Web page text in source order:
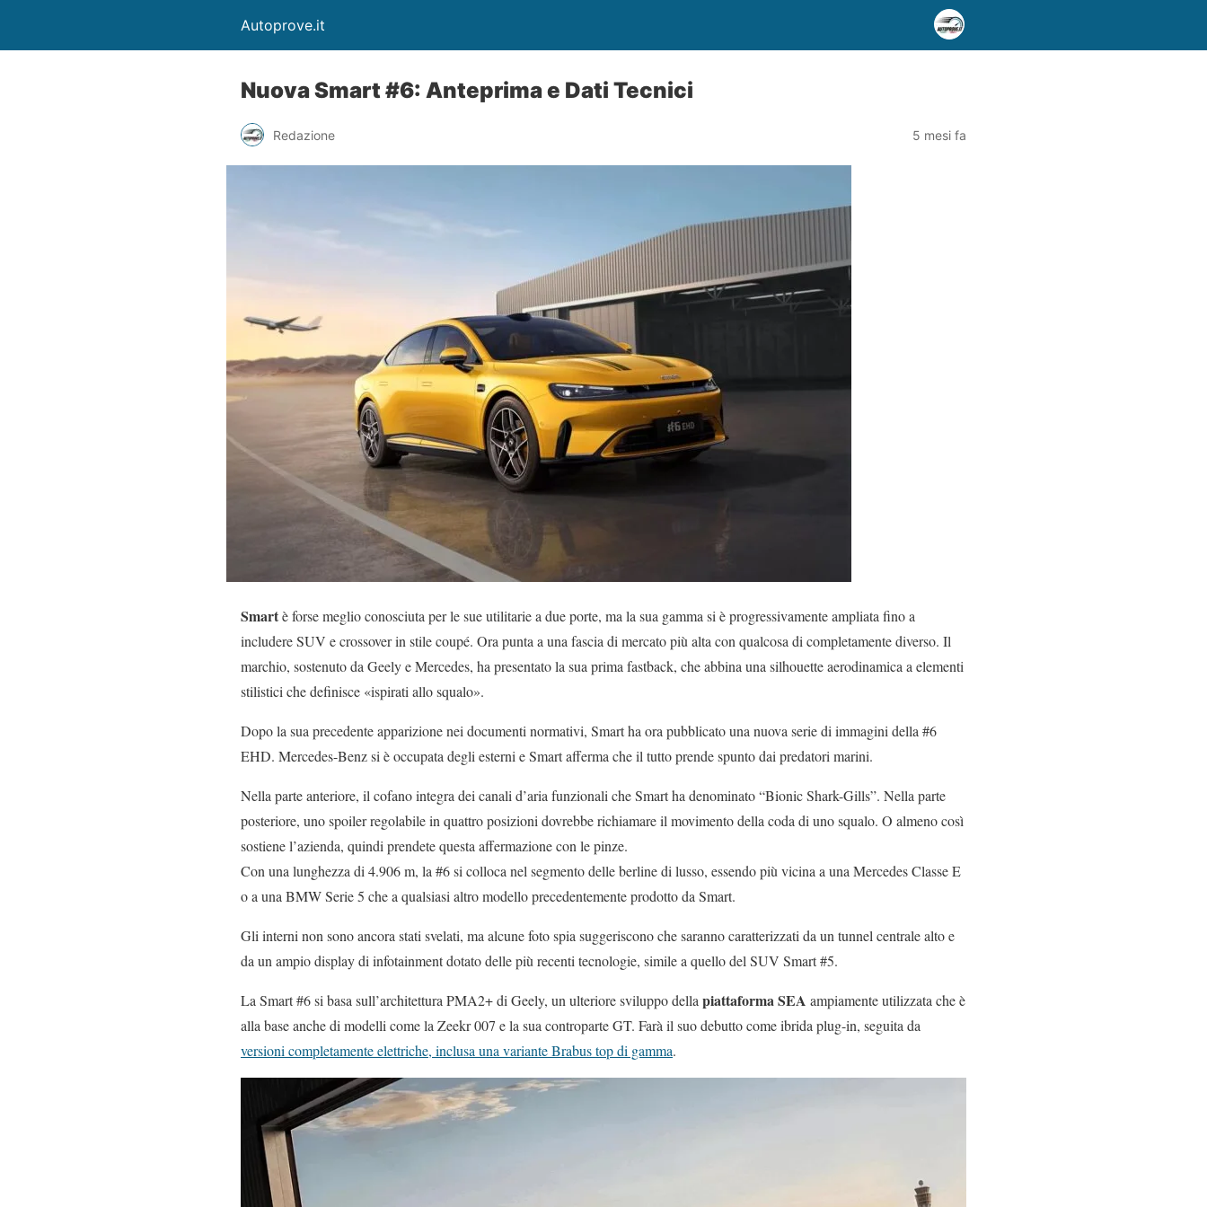
Autoprove.it
Nuova Smart #6: Anteprima e Dati Tecnici
Redazione 5 mesi fa
Smartè forse meglio conosciuta per le sue utilitarie a due porte, ma la sua gamma si è progressivamente ampliata fino a
includere SUV e crossover in stile coupé. Ora punta a una fascia di mercato più alta con qualcosa di completamente diverso. Il
marchio, sostenuto da Geely e Mercedes, ha presentato la sua prima fastback, che abbina una silhouette aerodinamica a elementi
stilistici che definisce «ispirati allo squalo».
Dopo la sua precedente apparizione nei documenti normativi, Smart ha ora pubblicato una nuova serie di immagini della #6
EHD. Mercedes-Benz si è occupata degli esterni e Smart afferma che il tutto prende spunto dai predatori marini.
Nella parte anteriore, il cofano integra dei canali d’aria funzionali che Smart ha denominato “Bionic Shark-Gills”. Nella parte
posteriore, uno spoiler regolabile in quattro posizioni dovrebbe richiamare il movimento della coda di uno squalo. O almeno così
sostiene l’azienda, quindi prendete questa affermazione con le pinze.
Con una lunghezza di 4.906 m, la #6 si colloca nel segmento delle berline di lusso, essendo più vicina a una Mercedes Classe E
o a una BMW Serie 5 che a qualsiasi altro modello precedentemente prodotto da Smart.
Gli interni non sono ancora stati svelati, ma alcune foto spia suggeriscono che saranno caratterizzati da un tunnel centrale alto e
da un ampio display di infotainment dotato delle più recenti tecnologie, simile a quello del SUV Smart #5.
La Smart #6 si basa sull’architettura PMA2+ di Geely, un ulteriore sviluppo della piattaforma SEA ampiamente utilizzata che è
alla base anche di modelli come la Zeekr 007 e la sua controparte GT. Farà il suo debutto come ibrida plug-in, seguita da
versioni completamente elettriche, inclusa una variante Brabus top di gamma.